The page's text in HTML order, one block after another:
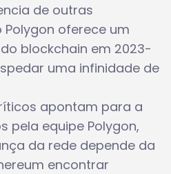
de outras
oferece um
blockchain em 2023-
uma infinidade de
apontam para a
pela equipe Polygon,
da rede depende da
encontrar